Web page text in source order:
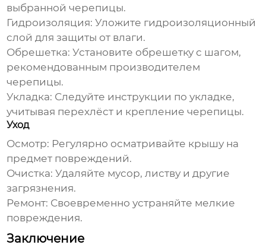
выбранной черепицы.
Гидроизоляция: Уложите гидроизоляционный
слой для защиты от влаги.
Обрешетка: Установите обрешетку с шагом,
рекомендованным производителем
черепицы.
Укладка: Следуйте инструкции по укладке,
учитывая перехлёст и крепление черепицы.
Уход
Осмотр: Регулярно осматривайте крышу на
предмет повреждений.
Очистка: Удаляйте мусор, листву и другие
загрязнения.
Ремонт: Своевременно устраняйте мелкие
повреждения.
Заключение